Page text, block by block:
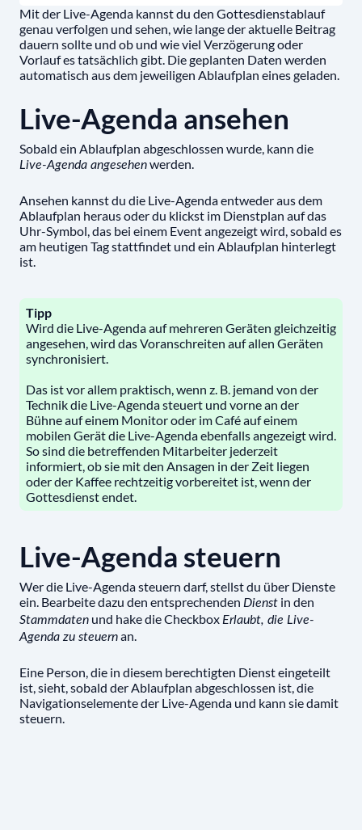
Mit der Live-Agenda kannst du den Gottesdienstablauf
genau verfolgen und sehen, wie lange der aktuelle Beitrag
dauern sollte und ob und wie viel Verzögerung oder
Vorlauf es tatsächlich gibt. Die geplanten Daten werden
automatisch aus dem jeweiligen Ablaufplan eines geladen.
Live-Agenda ansehen
Sobald ein Ablaufplan abgeschlossen wurde, kann die
Live-Agenda angesehenwerden.
Ansehen kannst du die Live-Agenda entweder aus dem
Ablaufplan heraus oder du klickst im Dienstplan auf das
Uhr-Symbol, das bei einem Event angezeigt wird, sobald es
am heutigen Tag stattfindet und ein Ablaufplan hinterlegt
ist.
Tipp
Wird die Live-Agenda auf mehreren Geräten gleichzeitig
angesehen, wird das Voranschreiten auf allen Geräten
synchronisiert.
Das ist vor allem praktisch, wenn z. B. jemand von der
Technik die Live-Agenda steuert und vorne an der
Bühne auf einem Monitor oder im Café auf einem
mobilen Gerät die Live-Agenda ebenfalls angezeigt wird.
So sind die betreffenden Mitarbeiter jederzeit
informiert, ob sie mit den Ansagen in der Zeit liegen
oder der Kaffee rechtzeitig vorbereitet ist, wenn der
Gottesdienst endet.
Live-Agenda steuern
Wer die Live-Agenda steuern darf, stellst du über Dienste
ein. Bearbeite dazu den entsprechenden Dienst in den
Stammdaten und hake die Checkbox Erlaubt, die Live-
Agenda zu steuernan.
Eine Person, die in diesem berechtigten Dienst eingeteilt
ist, sieht, sobald der Ablaufplan abgeschlossen ist, die
Navigationselemente der Live-Agenda und kann sie damit
steuern.